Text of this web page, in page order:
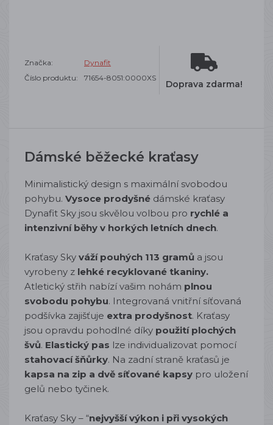
Značka:
Dynafit
Číslo produktu:
71654-8051:0000XS
Doprava zdarma!
Dámské běžecké kraťasy
Minimalistický design s maximální svobodou
pohybu. Vysoce prodyšné dámské kraťasy
Dynafit Sky jsou skvělou volbou pro rychlé a
intenzivní běhy v horkých letních dnech.
Kraťasy Sky váží pouhých 113 gramů a jsou
vyrobeny z lehké recyklované tkaniny.
Atletický střih nabízí vašim nohám plnou
svobodu pohybu. Integrovaná vnitřní síťovaná
podšívka zajišťuje extra prodyšnost. Kraťasy
jsou opravdu pohodlné díky použití plochých
švů. Elastický pas lze individualizovat pomocí
stahovací šňůrky. Na zadní straně kraťasů je
kapsa na zip a dvě síťované kapsy pro uložení
gelů nebo tyčinek.
Kraťasy Sky – “nejvyšší výkon i při vysokých